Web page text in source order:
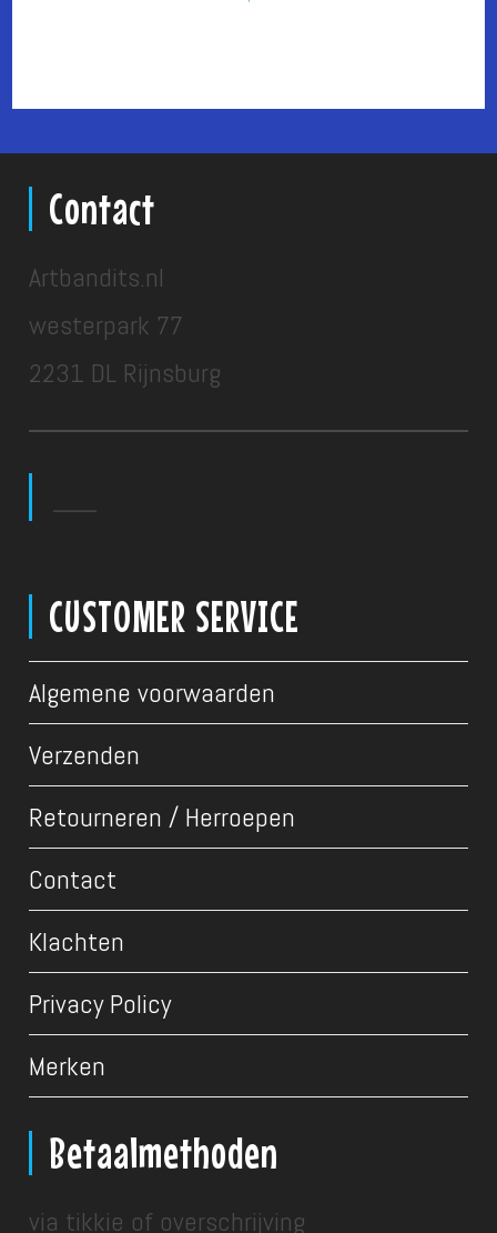
Contact
Artbandits.nl
westerpark 77
2231 DL Rijnsburg
CUSTOMER SERVICE
Algemene voorwaarden
Verzenden
Retourneren / Herroepen
Contact
Klachten
Privacy Policy
Merken
Betaalmethoden
via tikkie of overschrijving